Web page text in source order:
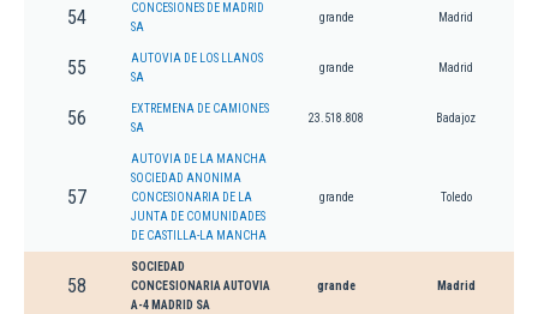
54
CONCESIONES DE MADRID
SA
grande Madrid
55
AUTOVIA DE LOS LLANOS
SA
grande Madrid
56
EXTREMENA DE CAMIONES
SA
23.518.808 Badajoz
57
AUTOVIA DE LA MANCHA
SOCIEDAD ANONIMA
CONCESIONARIA DE LA
JUNTA DE COMUNIDADES
DE CASTILLA-LA MANCHA
grande Toledo
58
SOCIEDAD
CONCESIONARIA AUTOVIA
A-4 MADRID SA
grande Madrid